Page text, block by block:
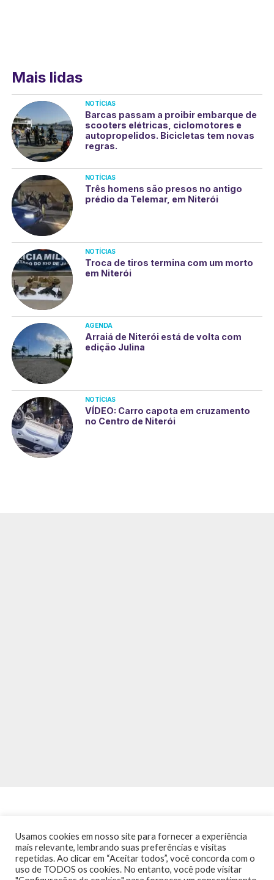
Mais lidas
NOTÍCIAS
Barcas passam a proibir embarque de
scooters elétricas, ciclomotores e
autopropelidos. Bicicletas tem novas
regras.
NOTÍCIAS
Três homens são presos no antigo
prédio da Telemar, em Niterói
NOTÍCIAS
Troca de tiros termina com um morto
em Niterói
AGENDA
Arraiá de Niterói está de volta com
edição Julina
NOTÍCIAS
VÍDEO: Carro capota em cruzamento
no Centro de Niterói
INÍCIO NOTÍCIAS AGENDA CONTATO
TRÂNSITO NA PONTE
TERMOS DE USO / POLÍTICA DE PRIVACIDADE
Usamos cookies em nosso site para fornecer a experiência
mais relevante, lembrando suas preferências e visitas
repetidas. Ao clicar em “Aceitar todos”, você concorda com o
uso de TODOS os cookies. No entanto, você pode visitar